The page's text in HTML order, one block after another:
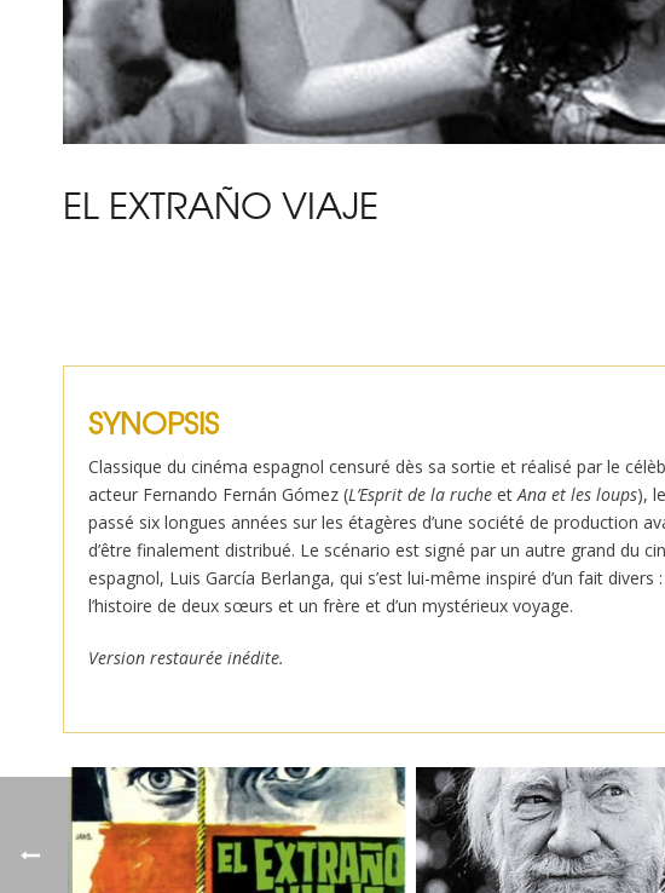
EL EXTRAÑO VIAJE
SYNOPSIS
Classique du cinéma espagnol censuré dès sa sortie et réalisé par le
acteur Fernando Fernán Gómez (L’Esprit de la ruche etAna et les loups),
passé six longues années sur les étagères d’une société de production
d’être finalement distribué. Le scénario est signé par un autre grand du
espagnol, Luis García Berlanga, qui s’est lui-même inspiré d’un fait divers :
l’histoire de deux sœurs et un frère et d’un mystérieux voyage.
Version restaurée inédite.